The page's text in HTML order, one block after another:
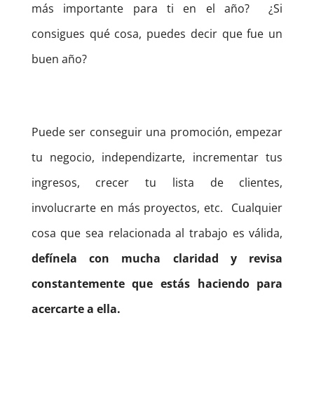
más importante para ti en el año?
¿Si
consigues qué cosa, puedes decir que fue un
buen año?
Puede ser conseguir una promoción, empezar
tu negocio, independizarte, incrementar tus
ingresos, crecer tu lista de clientes,
involucrarte en más proyectos, etc.
Cualquier
cosa que sea relacionada al trabajo es válida,
defínela con mucha claridad y revisa
constantemente que estás haciendo para
acercarte a ella.